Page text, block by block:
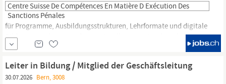
Centre Suisse De Compétences En Matière D Exécution Des
Sanctions Pénales
für Programme, Ausbildungsstrukturen, Lehrformate und digitale
Bildungsangebote,
zukunftsgerichtet zu stärken Aufbau und Pflege von
Partner:innen; punktuelle Zusammenarbeit mit internationalen
Fachinstitutionen Mitgestaltung politisch relevanter...
Leiter in Bildung / Mitglied der Geschäftsleitung
30.07.2026 Bern, 3008